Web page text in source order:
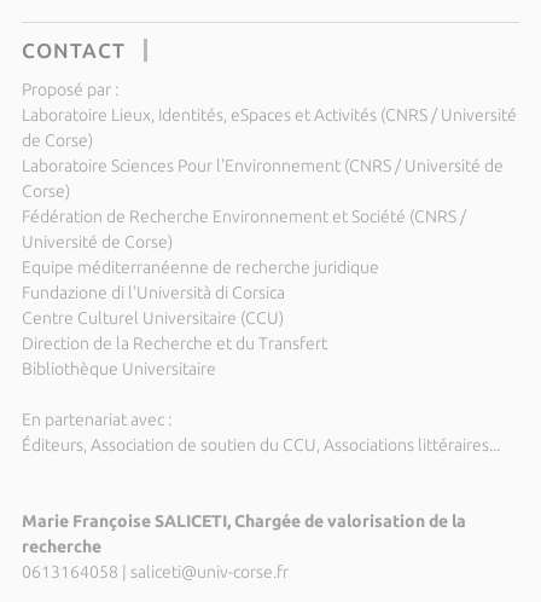
CONTACT
Proposé par :
Laboratoire Lieux, Identités, eSpaces et Activités (CNRS / Université
de Corse)
Laboratoire Sciences Pour l'Environnement (CNRS / Université de
Corse)
Fédération de Recherche Environnement et Société (CNRS /
Université de Corse)
Equipe méditerranéenne de recherche juridique
Fundazione di l'Università di Corsica
Centre Culturel Universitaire (CCU)
Direction de la Recherche et du Transfert
Bibliothèque Universitaire
En partenariat avec :
Éditeurs, Association de soutien du CCU, Associations littéraires...
Marie Françoise SALICETI, Chargée de valorisation de la
recherche
0613164058
saliceti@univ-corse.fr